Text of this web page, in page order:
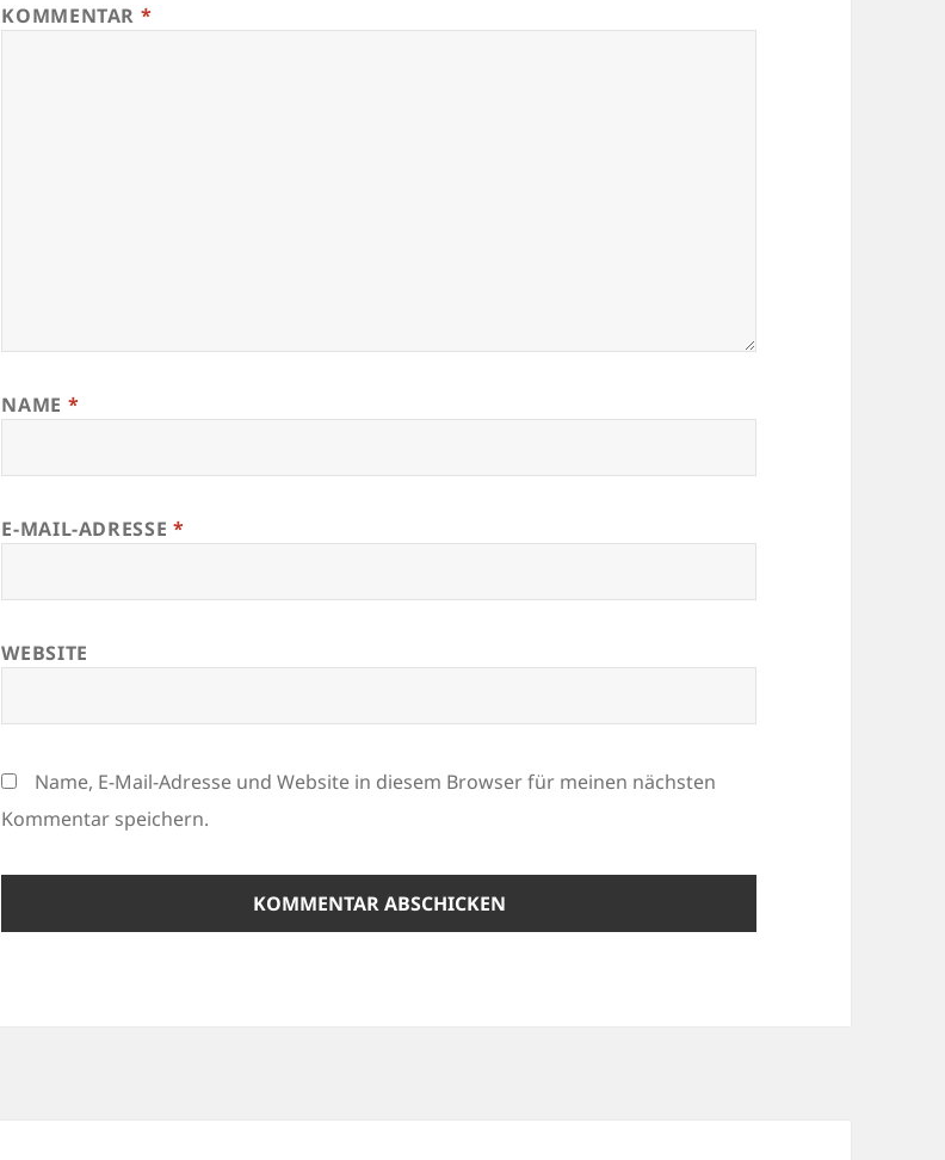
KOMMENTAR *
NAME *
E-MAIL-ADRESSE *
WEBSITE
Name, E-Mail-Adresse und Website in diesem Browser für meinen nächsten
Kommentar speichern.